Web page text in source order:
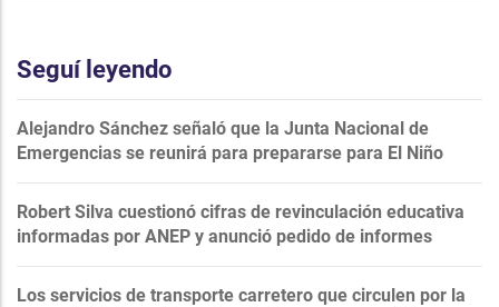
Seguí leyendo
Alejandro Sánchez señaló que la Junta Nacional de
Emergencias se reunirá para prepararse para El Niño
Robert Silva cuestionó cifras de revinculación educativa
informadas por ANEP y anunció pedido de informes
Los servicios de transporte carretero que circulen por la